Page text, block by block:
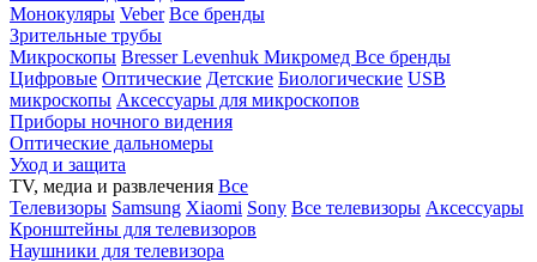
Монокуляры Veber Все бренды
Зрительные трубы
Микроскопы BresserLevenhuk Микромед Все бренды
Цифровые Оптические Детские Биологические USB
микроскопы Аксессуары для микроскопов
Приборы ночного видения
Оптические дальномеры
Уход и защита
TV, медиа и развлечения Все
Телевизоры Samsung Xiaomi Sony Все телевизоры Аксессуары
Кронштейны для телевизоров
Наушники для телевизора